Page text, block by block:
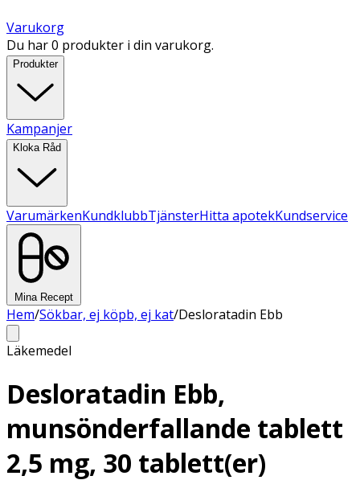
Varukorg
Du har 0 produkter i din varukorg.
Produkter
Kampanjer
Kloka Råd
VarumärkenKundklubbTjänsterHitta apotekKundservice
Mina Recept
Hem/Sökbar, ej köpb, ej kat/Desloratadin Ebb
Läkemedel
Desloratadin Ebb,
munsönderfallande tablett
2,5 mg, 30 tablett(er)